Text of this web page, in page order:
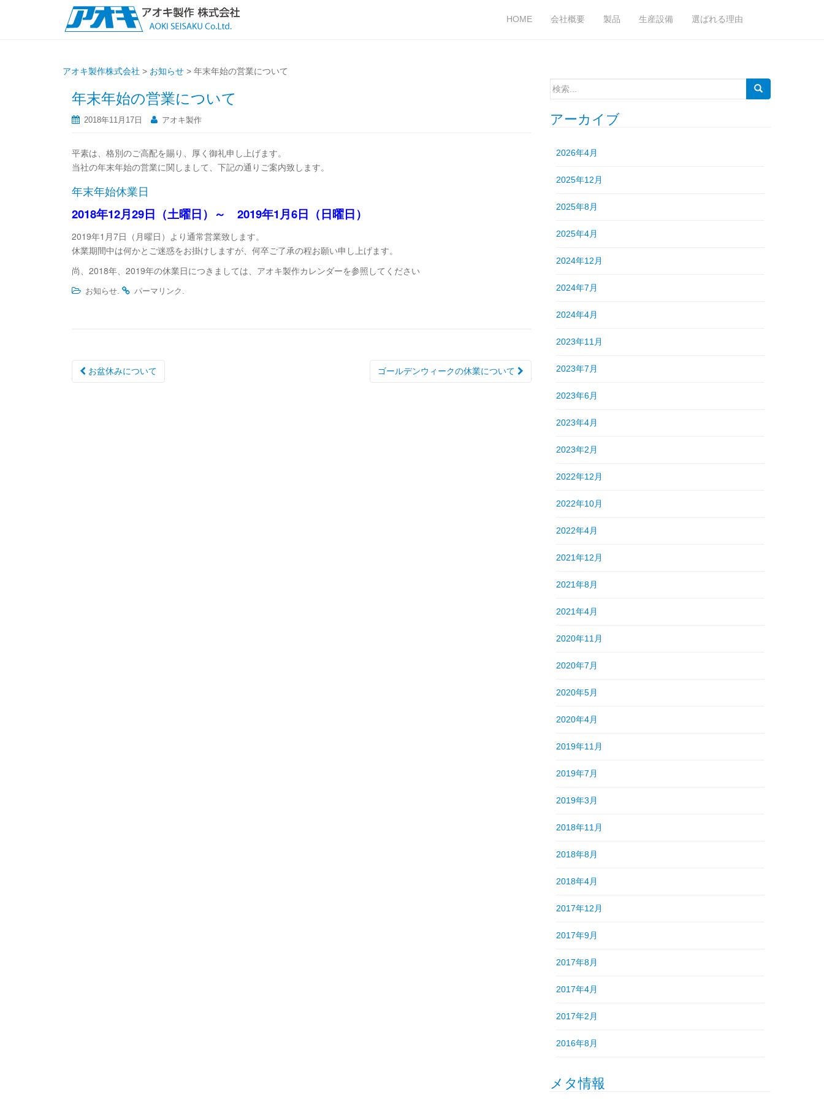
HOME 会社概要 製品 生産設備 選ばれる理由
アオキ製作株式会社 > お知らせ > 年末年始の営業について
年末年始の営業について
2018年11月17日 アオキ製作
平素は、格別のご高配を賜り、厚く御礼申し上げます。
当社の年末年始の営業に関しまして、下記の通りご案内致します。
年末年始休業日
2018年12月29日（土曜日）～ 2019年1月6日（日曜日）
2019年1月7日（月曜日）より通常営業致します。
休業期間中は何かとご迷惑をお掛けしますが、何卒ご了承の程お願い申し上げます。
尚、2018年、2019年の休業日につきましては、アオキ製作カレンダーを参照してください
お知らせ パーマリンク
投 お盆休みについて ゴールデンウィークの休業について
検
アーカイブ
2026年4月
2025年12月
2025年8月
2025年4月
2024年12月
2024年7月
2024年4月
2023年11月
2023年7月
2023年6月
2023年4月
2023年2月
2022年12月
2022年10月
2022年4月
2021年12月
2021年8月
2021年4月
2020年11月
2020年7月
2020年5月
2020年4月
2019年11月
2019年7月
2019年3月
2018年11月
2018年8月
2018年4月
2017年12月
2017年9月
2017年8月
2017年4月
2017年2月
2016年8月
メタ情報